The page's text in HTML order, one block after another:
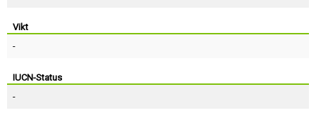
Vikt
-
IUCN-Status
-